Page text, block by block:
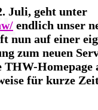
Juli, geht unter
endlich unser
nun auf einer
zum neuen
Homepage
für kurze